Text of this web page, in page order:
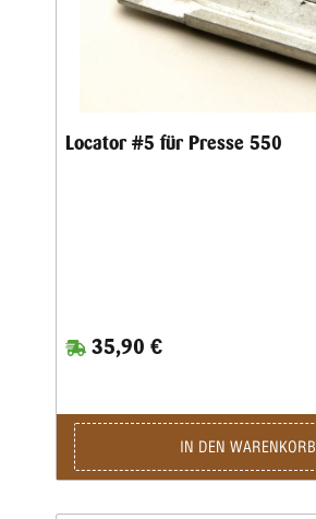
Locator #5 für Presse 550
35,90 €
IN DEN WARENKORB